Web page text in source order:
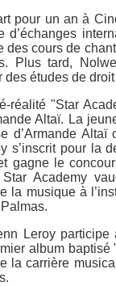
pour un an à
d’échanges
des cours de
Plus tard,
études de
réalité "Star
Altaï. La
d’Armande
s’inscrit pour la
gagne le
Academy
la musique à
Leroy participe
album
la carrière